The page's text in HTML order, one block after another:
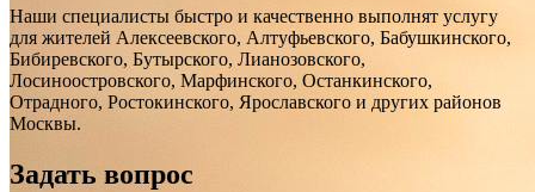
Наши специалисты быстро и качественно выполнят услугу
для жителей Алексеевского, Алтуфьевского, Бабушкинского,
Бибиревского, Бутырского, Лианозовского,
Лосиноостровского, Марфинского, Останкинского,
Отрадного, Ростокинского, Ярославского и других районов
Москвы.
Задать вопрос